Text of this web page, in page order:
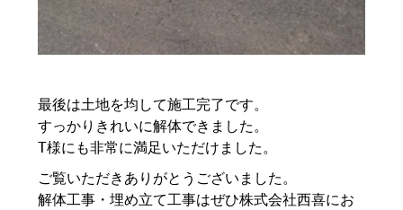
最後は土地を均して施工完了です。
すっかりきれいに解体できました。
T様にも非常に満足いただけました。
ご覧いただきありがとうございました。
解体工事・埋め立て工事はぜひ株式会社西喜にお